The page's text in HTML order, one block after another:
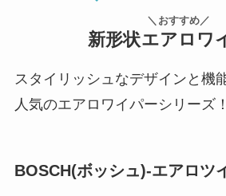
＼おすすめ／
新形状エアロワ
スタイリッシュなデザインと機
人気のエアロワイパーシリーズ！
BOSCH(ボッシュ)-エアロツ